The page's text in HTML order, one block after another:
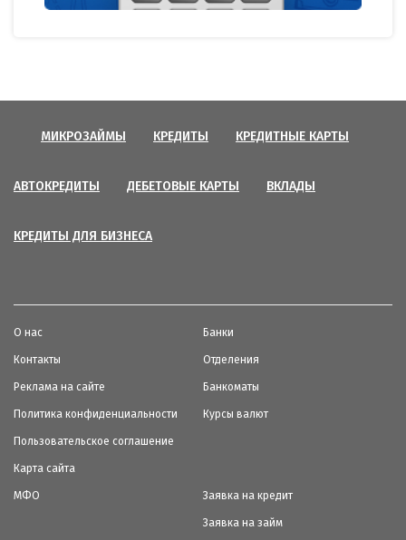
МИКРОЗАЙМЫ КРЕДИТЫ КРЕДИТНЫЕ КАРТЫ
АВТОКРЕДИТЫ ДЕБЕТОВЫЕ КАРТЫ ВКЛАДЫ
КРЕДИТЫ ДЛЯ БИЗНЕСА
О нас
Контакты
Реклама на сайте
Политика конфиденциальности
Пользовательское соглашение
Карта сайта
Банки
Отделения
Банкоматы
Курсы валют
МФО Заявка на кредит
Заявка на займ